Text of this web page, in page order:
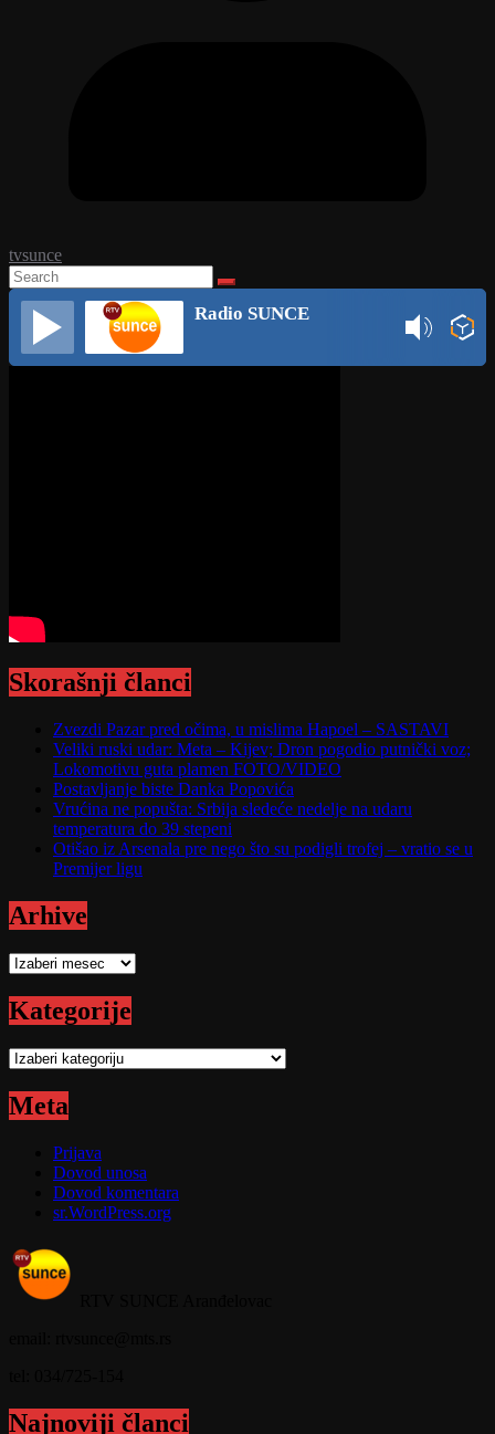
tvsunce
Radio SUNCE
Skorašnji članci
Zvezdi Pazar pred očima, u mislima Hapoel – SASTAVI
Veliki ruski udar: Meta – Kijev; Dron pogodio putnički voz;
Lokomotivu guta plamen FOTO/VIDEO
Postavljanje biste Danka Popovića
Vrućina ne popušta: Srbija sledeće nedelje na udaru
temperatura do 39 stepeni
Otišao iz Arsenala pre nego što su podigli trofej – vratio se u
Premijer ligu
Arhive
Arhive
Kategorije
Kategorije
Meta
Prijava
Dovod unosa
Dovod komentara
sr.WordPress.org
Najnoviji članci